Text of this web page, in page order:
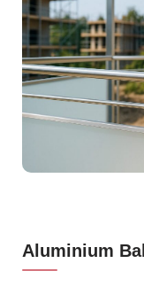
Aluminium